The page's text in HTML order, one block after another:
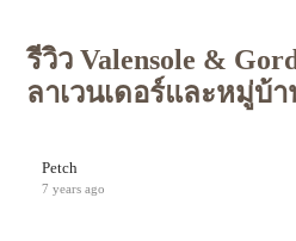
รีวิว Valensole &
ลาเวนเดอร์และหมู่บ้
Petch
7 years ago